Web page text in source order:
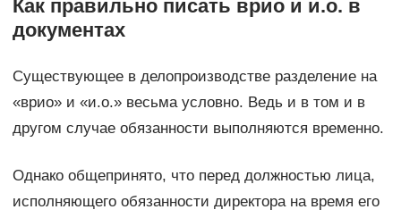
Как правильно писать врио и и.о. в
документах
Существующее в делопроизводстве разделение на
«врио» и «и.о.» весьма условно. Ведь и в том и в
другом случае обязанности выполняются временно.
Однако общепринято, что перед должностью лица,
исполняющего обязанности директора на время его